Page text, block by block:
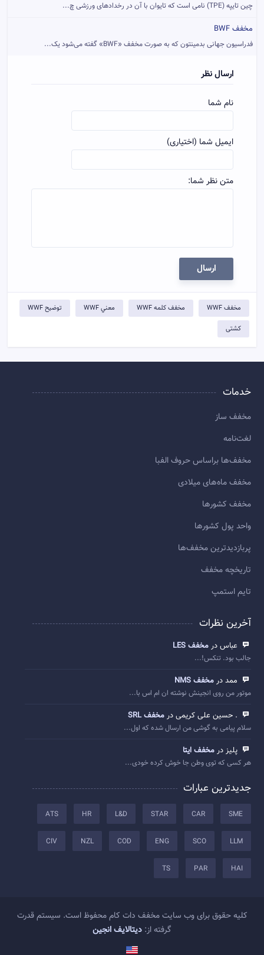
چین تایپه (TPE) نامی است که تایوان با آن در رخدادهای ورزشی چ...
مخفف BWF
فدراسیون جهانی بدمینتون که به صورت مخفف «BWF» گفته می‌شود یک...
ارسال نظر
نام شما
ایمیل شما (اختیاری)
متن نظر شما:
ارسال
مخفف WWF مخفف کلمه WWF معني WWF توضيح WWF
کشتی
خدمات
مخفف ساز
لغت‌نامه
مخفف‌ها براساس حروف الفبا
مخفف ماه‌های میلادی
مخفف کشورها
واحد پول کشورها
پربازديدترين مخفف‌ها
تاريخچه مخفف
تایم استمپ
آخرین نظرات
عباس در مخفف LES
جالب بود. تنکس!...
ممد در مخفف NMS
موتور من روی انجینش نوشته ان ام اس با...
. حسین علی کریمی در مخفف SRL
سلام پیامی به گوشی من ارسال شده که اول...
پلیز در مخفف ایتا
هر کسی که توی وطن جا خوش کرده خودی...
جدیدترین عبارات
SME
CAR
STAR
L&D
HR
ATS
LLM
SCO
ENG
COD
NZL
CIV
HAI
PAR
TS
کلیه حقوق برای وب سایت مخفف دات کام محفوظ است. سیستم قدرت
گرفته از: دیتالایف انجین